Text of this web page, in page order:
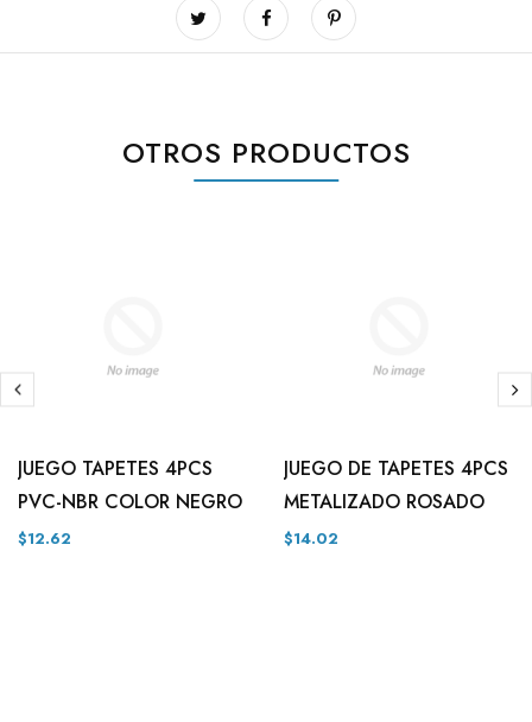
OTROS PRODUCTOS
JUEGO TAPETES 4PCS
PVC-NBR COLOR NEGRO
$12.62
JUEGO DE TAPETES 4PCS
METALIZADO ROSADO
$14.02